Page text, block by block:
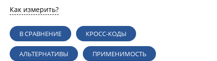
Как измерить?
В СРАВНЕНИЕ КРОСС-КОДЫ
АЛЬТЕРНАТИВЫ ПРИМЕНИМОСТЬ